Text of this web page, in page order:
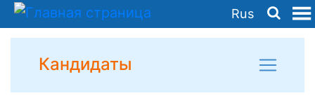
Rus
Кандидаты